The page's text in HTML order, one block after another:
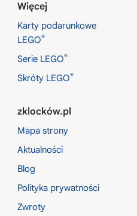
Więcej
Karty podarunkowe
LEGO®
Serie LEGO®
Skróty LEGO®
zklocków.pl
Mapa strony
Aktualności
Blog
Polityka prywatności
Zwroty